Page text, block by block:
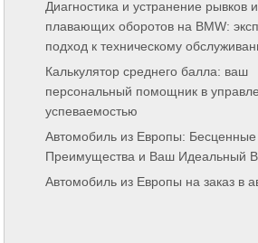
Диагностика и устранение рывков и
плавающих оборотов на BMW:
подход к техническому
Калькулятор среднего балла: ваш
персональный помощник в
успеваемостью
Автомобиль из Европы: Бесценные
Преимущества и Ваш Идеальный
Автомобиль из Европы на заказ в